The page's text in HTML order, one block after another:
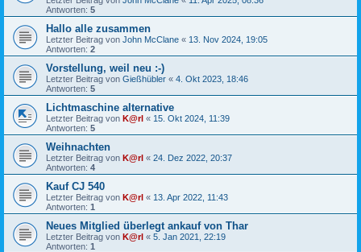
Antworten: 5
Hallo alle zusammen
Letzter Beitrag von John McClane « 13. Nov 2024, 19:05
Antworten: 2
Vorstellung, weil neu :-)
Letzter Beitrag von Gießhübler « 4. Okt 2023, 18:46
Antworten: 5
Lichtmaschine alternative
Letzter Beitrag von K@rl « 15. Okt 2024, 11:39
Antworten: 5
Weihnachten
Letzter Beitrag von K@rl « 24. Dez 2022, 20:37
Antworten: 4
Kauf CJ 540
Letzter Beitrag von K@rl « 13. Apr 2022, 11:43
Antworten: 1
Neues Mitglied überlegt ankauf von Thar
Letzter Beitrag von K@rl « 5. Jan 2021, 22:19
Antworten: 1